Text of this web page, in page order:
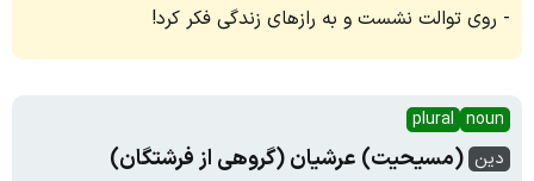
روی توالت نشست و به رازهای زندگی فکر کرد!
noun
plural
دین (مسیحیت) عرشیان (گروهی از فرشتگان)